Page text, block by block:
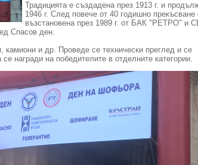
Традицията е създадена през 1913 г. и
1946 г. След повече от 40 годишно прекъсване
възстановена през 1989 г. от БАК "РЕТРО" и
Спасов ден.
камиони и др. Проведе се технически преглед и се
награди на победителите в отделните категории.